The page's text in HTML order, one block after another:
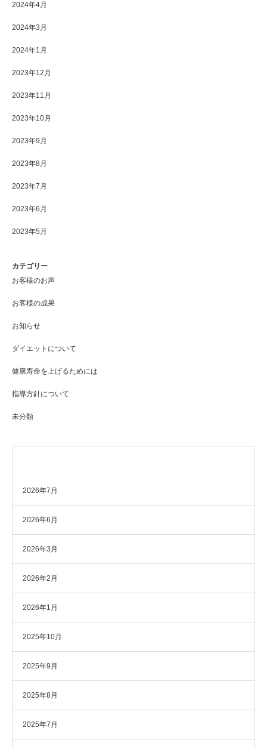
2024年4月
2024年3月
2024年1月
2023年12月
2023年11月
2023年10月
2023年9月
2023年8月
2023年7月
2023年6月
2023年5月
カテゴリー
お客様のお声
お客様の成果
お知らせ
ダイエットについて
健康寿命を上げるためには
指導方針について
未分類
2026年7月
2026年6月
2026年3月
2026年2月
2026年1月
2025年10月
2025年9月
2025年8月
2025年7月